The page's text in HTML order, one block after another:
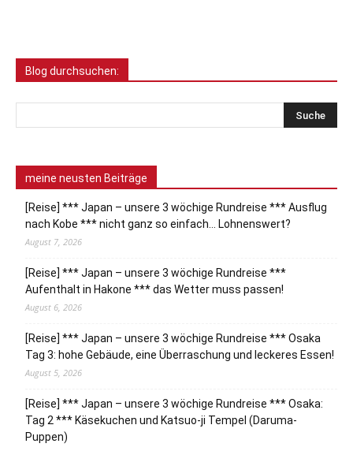
Blog durchsuchen:
meine neusten Beiträge
[Reise] *** Japan – unsere 3 wöchige Rundreise *** Ausflug
nach Kobe *** nicht ganz so einfach… Lohnenswert?
August 7, 2026
[Reise] *** Japan – unsere 3 wöchige Rundreise ***
Aufenthalt in Hakone *** das Wetter muss passen!
August 6, 2026
[Reise] *** Japan – unsere 3 wöchige Rundreise *** Osaka
Tag 3: hohe Gebäude, eine Überraschung und leckeres Essen!
August 5, 2026
[Reise] *** Japan – unsere 3 wöchige Rundreise *** Osaka:
Tag 2 *** Käsekuchen und Katsuo-ji Tempel (Daruma-
Puppen)